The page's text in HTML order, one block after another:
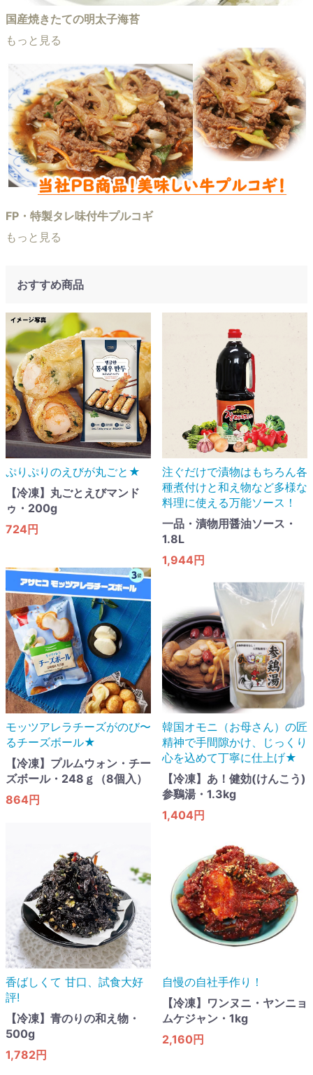
国産焼きたての明太子海苔
もっと見る
FP・特製タレ味付牛プルコギ
もっと見る
おすすめ商品
ぷりぷりのえびが丸ごと★
【冷凍】丸ごとえびマンド
ゥ・200g
724円
注ぐだけで漬物はもちろん各
種煮付けと和え物など多様な
料理に使える万能ソース！
一品・漬物用醤油ソース・
1.8L
1,944円
モッツアレラチーズがのび〜
るチーズボール★
【冷凍】プルムウォン・チー
ズボール・248ｇ（8個入）
864円
韓国オモニ（お母さん）の匠
精神で手間隙かけ、じっくり
心を込めて丁寧に仕上げ★
【冷凍】あ！健効(けんこう)
参鷄湯・1.3kg
1,404円
香ばしくて 甘口​、試食大好
評!
【冷凍】青のりの和え物・
500g
1,782円
自慢の自社手作り！
【冷凍】ワンヌニ・ヤンニョ
ムケジャン・1kg
2,160円